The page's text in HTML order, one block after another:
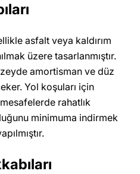
asfalt veya kaldırım
üzere tasarlanmıştır.
amortisman ve düz
Yol koşuları için
rahatlık
minimuma indirmek